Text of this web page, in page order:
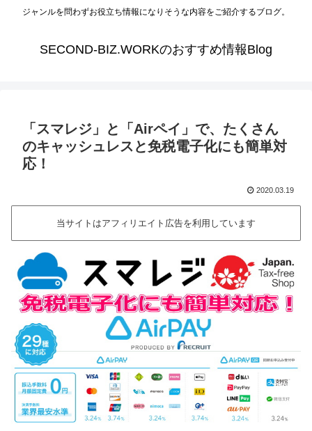
ジャンルを問わずお役立ち情報になりそうな内容をご紹介するブログ。
SECOND-BIZ.WORKのおすすめ情報Blog
「スマレジ」と「Airペイ」で、たくさん
のキャッシュレスと免税電子化にも簡単対
応！
2020.03.19
当サイトはアフィリエイト広告を利用しています